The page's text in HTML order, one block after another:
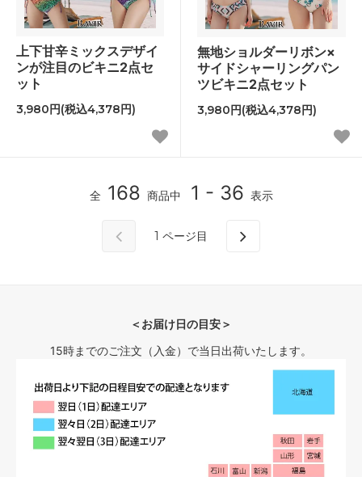
上下甘辛ミックスデザイ
ンが注目のビキニ2点セ
ット
3,980円(税込4,378円)
無地ショルダーリボン×
サイドシャーリングパン
ツビキニ2点セット
3,980円(税込4,378円)
全 168 商品中 1 - 36 表示
1 ページ目
＜お届け日の目安＞
15時までのご注文（入金）で当日出荷いたします。